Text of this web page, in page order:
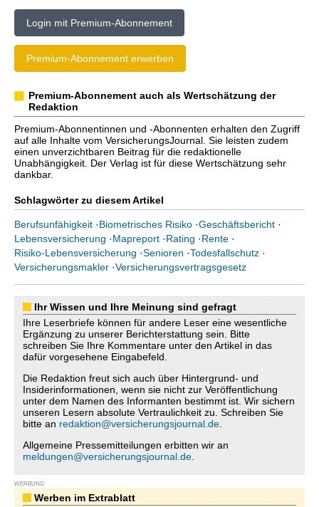
Login mit Premium-Abonnement
Premium-Abonnement erwerben
Premium-Abonnement auch als Wertschätzung der
Redaktion
Premium-Abonnentinnen und -Abonnenten erhalten den Zugriff
auf alle Inhalte vom VersicherungsJournal. Sie leisten zudem
einen unverzichtbaren Beitrag für die redaktionelle
Unabhängigkeit. Der Verlag ist für diese Wertschätzung sehr
dankbar.
Schlagwörter zu diesem Artikel
Berufsunfähigkeit ·Biometrisches Risiko ·Geschäftsbericht ·
Lebensversicherung ·Mapreport ·Rating ·Rente ·
Risiko-Lebensversicherung ·Senioren ·Todesfallschutz ·
Versicherungsmakler ·Versicherungsvertragsgesetz
Ihr Wissen und Ihre Meinung sind gefragt
Ihre Leserbriefe können für andere Leser eine wesentliche
Ergänzung zu unserer Berichterstattung sein. Bitte
schreiben Sie Ihre Kommentare unter den Artikel in das
dafür vorgesehene Eingabefeld.
Die Redaktion freut sich auch über Hintergrund- und
Insiderinformationen, wenn sie nicht zur Veröffentlichung
unter dem Namen des Informanten bestimmt ist. Wir sichern
unseren Lesern absolute Vertraulichkeit zu. Schreiben Sie
bitte an redaktion@versicherungsjournal.de
Allgemeine Pressemitteilungen erbitten wir an
meldungen@versicherungsjournal.de
WERBUNG
Werben im Extrablatt